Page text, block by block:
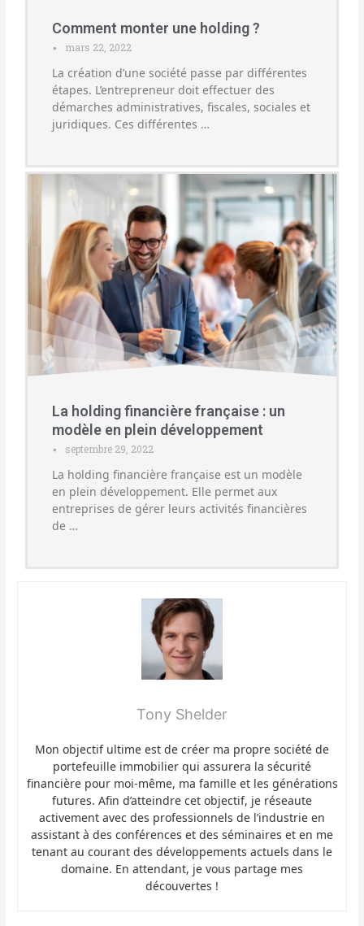
Comment monter une holding ?
• mars 22, 2022
La création d’une société passe par différentes
étapes. L’entrepreneur doit effectuer des
démarches administratives, fiscales, sociales et
juridiques. Ces différentes …
La holding financière française : un
modèle en plein développement
• septembre 29, 2022
La holding financière française est un modèle
en plein développement. Elle permet aux
entreprises de gérer leurs activités financières
de …
Tony Shelder
Mon objectif ultime est de créer ma propre société de
portefeuille immobilier qui assurera la sécurité
financière pour moi-même, ma famille et les générations
futures. Afin d’atteindre cet objectif, je réseaute
activement avec des professionnels de l’industrie en
assistant à des conférences et des séminaires et en me
tenant au courant des développements actuels dans le
domaine. En attendant, je vous partage mes
découvertes !